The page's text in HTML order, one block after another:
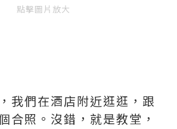
點擊圖片放大
我們在酒店附近逛逛，跟
合照。沒錯，就是教堂，